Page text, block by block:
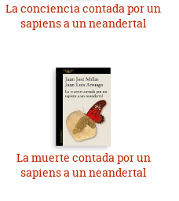
La conciencia contada por un
sapiens a un neandertal
La muerte contada por un
sapiens a un neandertal